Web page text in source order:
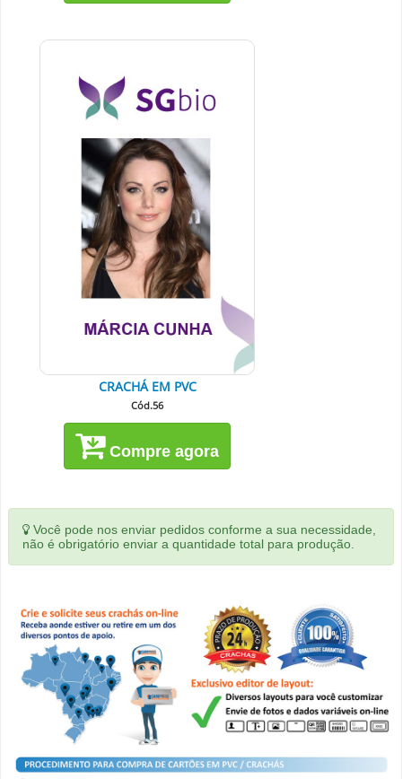
CRACHÁ EM PVC
Cód.56
Compre agora
Você pode nos enviar pedidos conforme a sua necessidade,
não é obrigatório enviar a quantidade total para produção.